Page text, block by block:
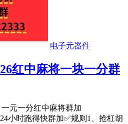
电子元器件
红中麻将一块一分群
一元一分红中麻将群加
小时跑得快群加✅规则1、抢杠胡